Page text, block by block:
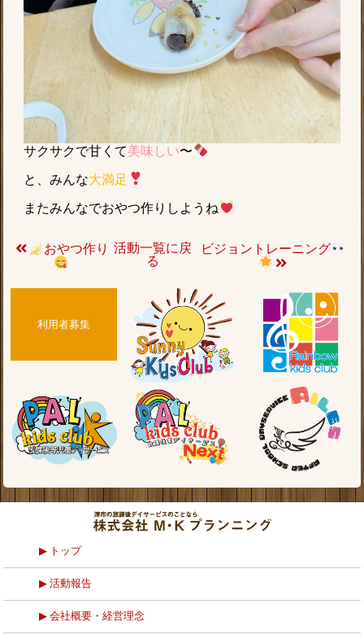
サクサクで甘くて美味しい〜
と、みんな大満足
またみんなでおやつ作りしようね
おやつ作り 活動一覧に戻
る
ビジョントレーニング
利用者募集
トップ
活動報告
会社概要・経営理念